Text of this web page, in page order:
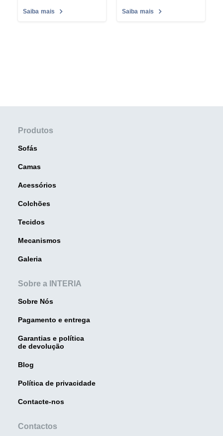
Saiba mais Saiba mais
Produtos
Sofás
Camas
Acessórios
Colchões
Tecidos
Mecanismos
Galeria
Sobre a INTERIA
Sobre Nós
Pagamento e entrega
Garantias e política
de devolução
Blog
Política de privacidade
Contacte-nos
Contactos